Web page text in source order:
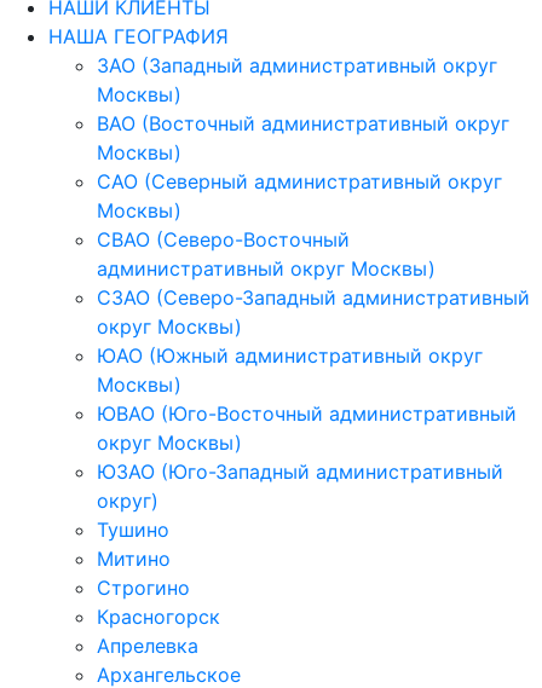
НАШИ КЛИЕНТЫ
НАША ГЕОГРАФИЯ
ЗАО (Западный административный округ
Москвы)
ВАО (Восточный административный округ
Москвы)
САО (Северный административный округ
Москвы)
СВАО (Северо-Восточный
административный округ Москвы)
СЗАО (Северо-Западный административный
округ Москвы)
ЮАО (Южный административный округ
Москвы)
ЮВАО (Юго-Восточный административный
округ Москвы)
ЮЗАО (Юго-Западный административный
округ)
Тушино
Митино
Строгино
Красногорск
Апрелевка
Архангельское